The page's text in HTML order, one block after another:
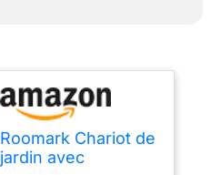
Roomark Chariot de
jardin avec